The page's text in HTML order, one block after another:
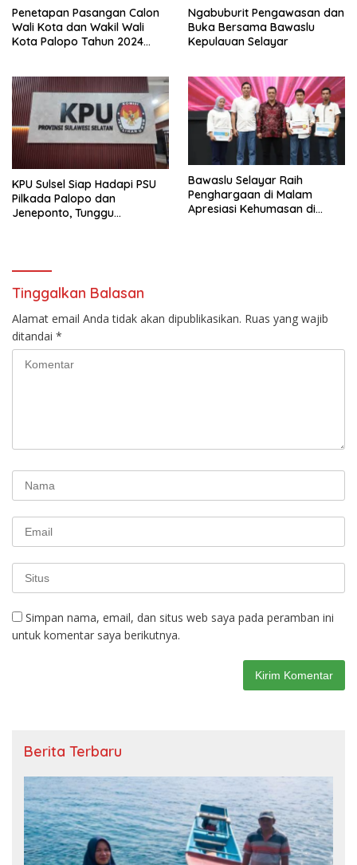
Penetapan Pasangan Calon
Wali Kota dan Wakil Wali
Kota Palopo Tahun 2024
Ngabuburit Pengawasan dan
Buka Bersama Bawaslu
Kepulauan Selayar
KPU Sulsel Siap Hadapi PSU
Pilkada Palopo dan
Jeneponto, Tunggu
Bawaslu Selayar Raih
Penghargaan di Malam
Apresiasi Kehumasan di
Tinggalkan Balasan
Alamat email Anda tidak akan dipublikasikan. Ruas yang wajib
ditandai *
Simpan nama, email, dan situs web saya pada peramban ini
untuk komentar saya berikutnya.
Berita Terbaru